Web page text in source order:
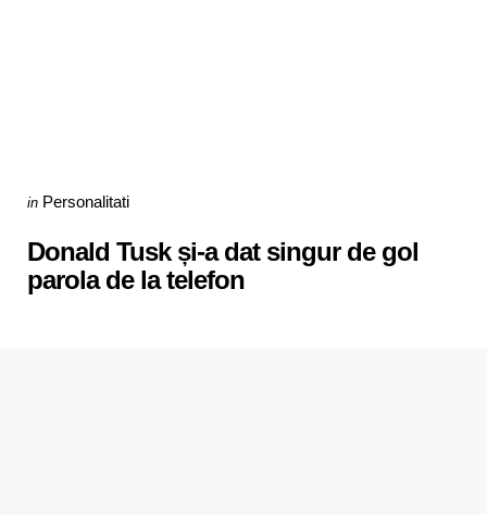
Categories
Posted
in Personalitati
Donald Tusk și-a dat singur de gol
parola de la telefon